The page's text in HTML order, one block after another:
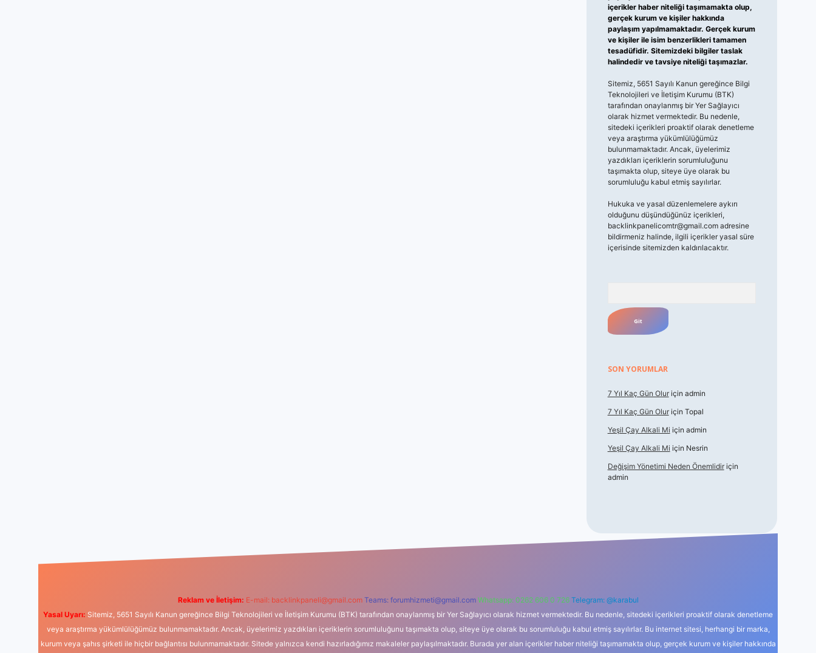
içerikler haber niteliği taşımamakta olup,
gerçek kurum ve kişiler hakkında
paylaşım yapılmamaktadır. Gerçek kurum
ve kişiler ile isim benzerlikleri tamamen
tesadüfidir. Sitemizdeki bilgiler taslak
halindedir ve tavsiye niteliği taşımazlar.
Sitemiz, 5651 Sayılı Kanun gereğince Bilgi
Teknolojileri ve İletişim Kurumu (BTK)
tarafından onaylanmış bir Yer Sağlayıcı
olarak hizmet vermektedir. Bu nedenle,
sitedeki içerikleri proaktif olarak denetleme
veya araştırma yükümlülüğümüz
bulunmamaktadır. Ancak, üyelerimiz
yazdıkları içeriklerin sorumluluğunu
taşımakta olup, siteye üye olarak bu
sorumluluğu kabul etmiş sayılırlar.
Hukuka ve yasal düzenlemelere aykırı
olduğunu düşündüğünüz içerikleri,
backlinkpanelicomtr@gmail.comadresine
bildirmeniz halinde, ilgili içerikler yasal süre
içerisinde sitemizden kaldırılacaktır.
SON YORUMLAR
7 Yıl Kaç Gün Oluriçin admin
7 Yıl Kaç Gün Oluriçin Topal
Yeşil Çay Alkali Mi için admin
Yeşil Çay Alkali Mi için Nesrin
Değişim Yönetimi Neden Önemlidiriçin
admin
Reklam ve İletişim: E-mail: backlinkpaneli@gmail.com Teams: forumhizmeti@gmail.com Whatsapp: 0262 606 0 726 Telegram: @karabul
Yasal Uyarı: Sitemiz, 5651 Sayılı Kanun gereğince Bilgi Teknolojileri ve İletişim Kurumu (BTK) tarafından onaylanmış bir Yer Sağlayıcı olarak hizmet vermektedir. Bu nedenle, sitedeki içerikleri proaktif olarak denetleme
veya araştırma yükümlülüğümüz bulunmamaktadır. Ancak, üyelerimiz yazdıkları içeriklerin sorumluluğunu taşımakta olup, siteye üye olarak bu sorumluluğu kabul etmiş sayılırlar. Bu internet sitesi, herhangi bir marka,
kurum veya şahıs şirketi ile hiçbir bağlantısı bulunmamaktadır. Sitede yalnızca kendi hazırladığımız makaleler paylaşılmaktadır. Burada yer alan içerikler haber niteliği taşımamakta olup, gerçek kurum ve kişiler hakkında